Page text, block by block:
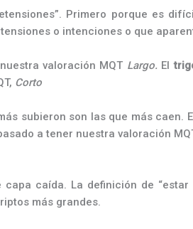
Primero porque es
o intenciones o que
valoración MQT Largo. El
Corto
subieron son las que más
a tener nuestra valoración
capa caída. La definición de
más grandes.